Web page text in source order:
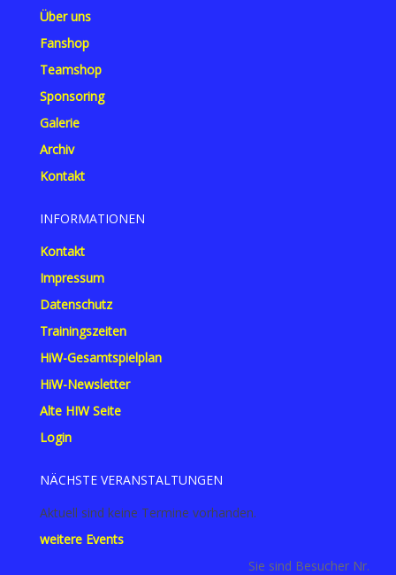
Über uns
Fanshop
Teamshop
Sponsoring
Galerie
Archiv
Kontakt
INFORMATIONEN
Kontakt
Impressum
Datenschutz
Trainingszeiten
HiW-Gesamtspielplan
HiW-Newsletter
Alte HIW Seite
Login
NÄCHSTE VERANSTALTUNGEN
Aktuell sind keine Termine vorhanden.
weitere Events
Sie sind Besucher Nr.